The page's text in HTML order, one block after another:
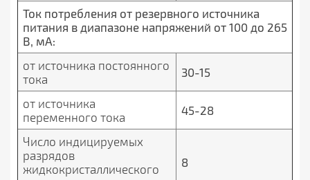
Ток потребления от резервного источника
питания в диапазоне напряжений от 100 до 265
В, мА:
от источника постоянного
тока
30-15
от источника
переменного тока
45-28
Число индицируемых
разрядов
жидкокристаллического
8